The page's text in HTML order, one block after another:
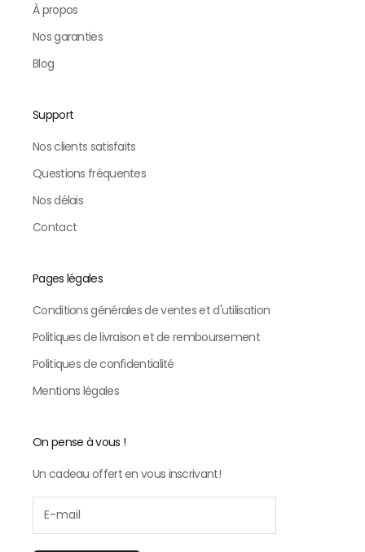
À propos
Nos garanties
Blog
Support
Nos clients satisfaits
Questions fréquentes
Nos délais
Contact
Pages légales
Conditions générales de ventes et d'utilisation
Politiques de livraison et de remboursement
Politiques de confidentialité
Mentions légales
On pense à vous !
Un cadeau offert en vous inscrivant!